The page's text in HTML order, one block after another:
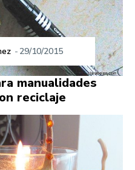
- 29/10/2015
manualidades
reciclaje